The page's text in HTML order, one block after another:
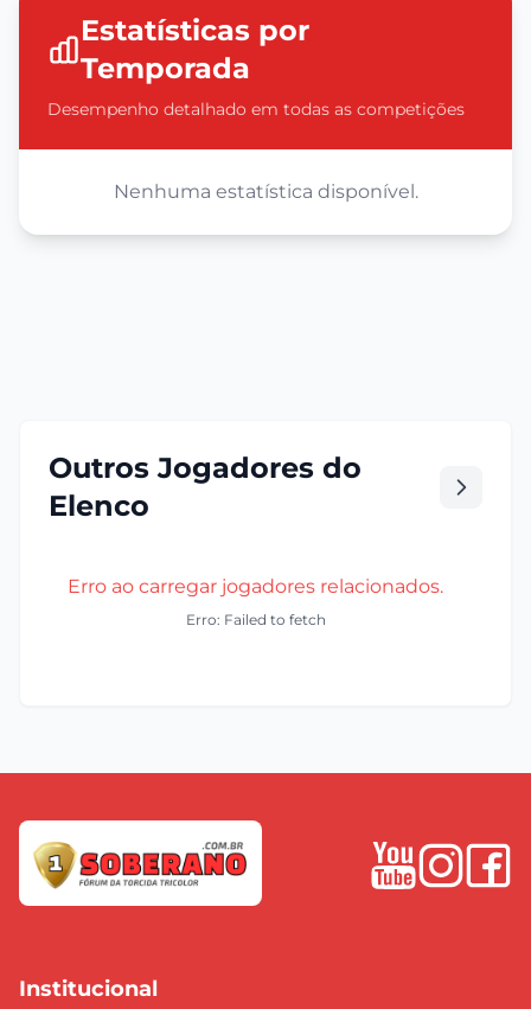
Estatísticas por
Temporada
Desempenho detalhado em todas as competições
Nenhuma estatística disponível.
Outros Jogadores do
Elenco
Erro ao carregar jogadores relacionados.
Erro: Failed to fetch
Institucional